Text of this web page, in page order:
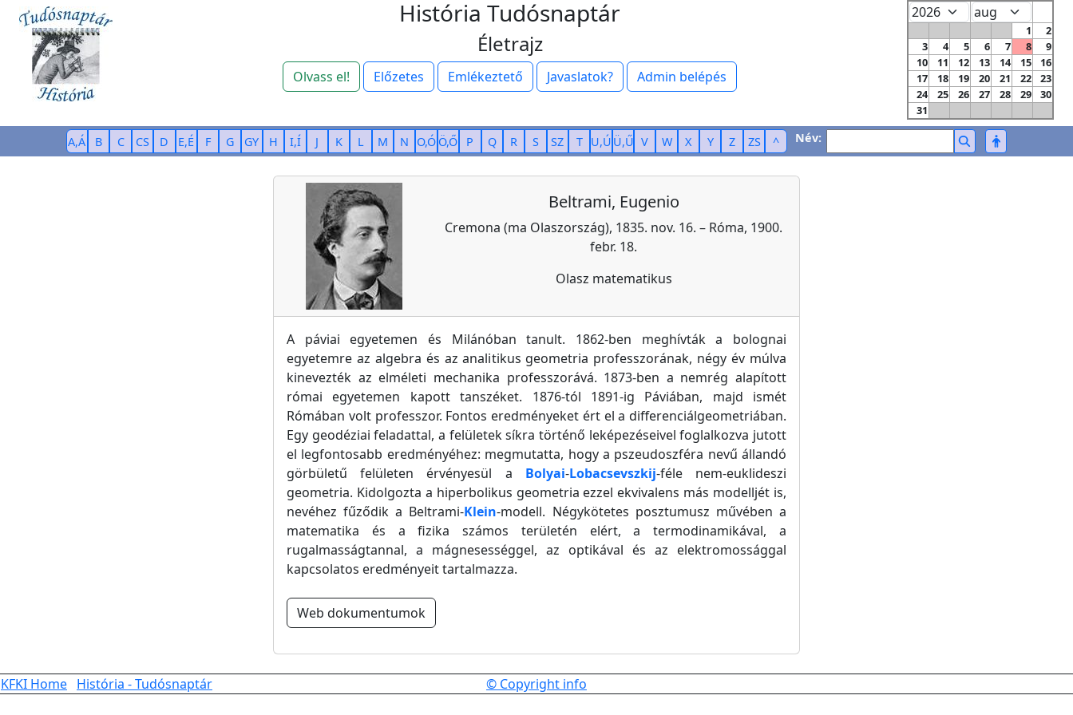
História Tudósnaptár
Életrajz
Olvass el! Előzetes Emlékeztető Javaslatok? Admin belépés
1
2
3
4 5 6 7 8
9
10
11 12 13 14 15
16
17
18 19 20 21 22
23
24
25 26 27 28 29
30
31
A,Á B C CS D E,É F G GY H I,Í J K L M N O,Ó Ö,Ő P Q R S SZ T U,Ú Ü,Ű V W X Y Z ZS ^ Név:
Beltrami, Eugenio
Cremona (ma Olaszország), 1835. nov. 16. – Róma, 1900.
febr. 18.
Olasz matematikus
A páviai egyetemen és Milánóban tanult. 1862-ben meghívták a bolognai
egyetemre az algebra és az analitikus geometria professzorának, négy év múlva
kinevezték az elméleti mechanika professzorává. 1873-ben a nemrég alapított
római egyetemen kapott tanszéket. 1876-tól 1891-ig Páviában, majd ismét
Rómában volt professzor. Fontos eredményeket ért el a differenciálgeometriában.
Egy geodéziai feladattal, a felületek síkra történő leképezéseivel foglalkozva jutott
el legfontosabb eredményéhez: megmutatta, hogy a pszeudoszféra nevű állandó
görbületű felületen érvényesül a Bolyai-Lobacsevszkij-féle nem-euklideszi
geometria. Kidolgozta a hiperbolikus geometria ezzel ekvivalens más modelljét is,
nevéhez fűződik a Beltrami-Klein-modell. Négykötetes posztumusz művében a
matematika és a fizika számos területén elért, a termodinamikával, a
rugalmasságtannal, a mágnesességgel, az optikával és az elektromossággal
kapcsolatos eredményeit tartalmazza.
Web dokumentumok
KFKI Home História - Tudósnaptár © Copyright info